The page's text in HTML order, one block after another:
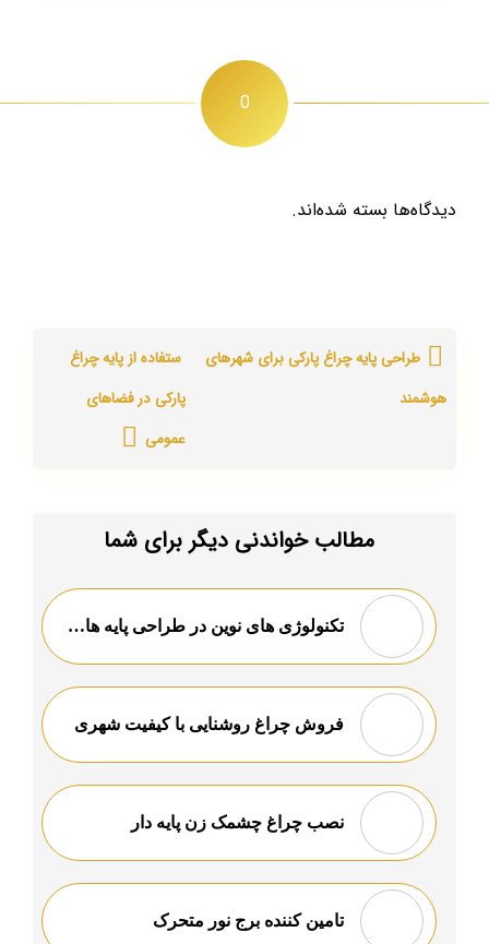
0
دیدگاه‌ها بسته شده‌اند.
طراحی پایه‌ چراغ پارکی برای شهرهای
هوشمند
ستفاده از پایه‌ چراغ
پارکی در فضاهای
عمومی
مطالب خواندنی دیگر برای شما
تکنولوژی های نوین در طراحی پایه های روشنایی
فروش چراغ روشنایی با کیفیت شهری
نصب چراغ چشمک زن پایه دار
تامین کننده برج نور متحرک